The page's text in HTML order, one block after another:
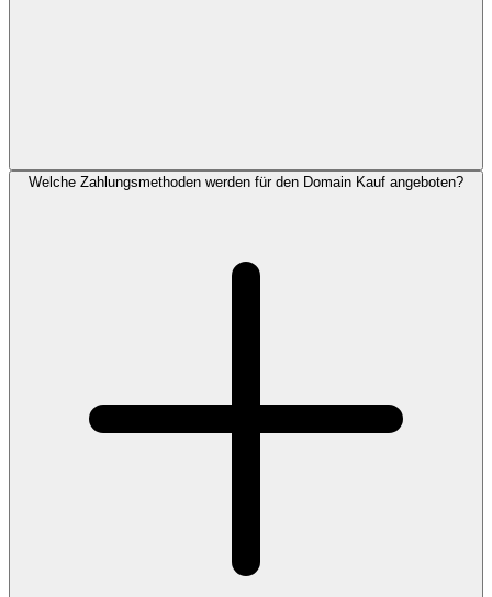
Welche Zahlungsmethoden werden für den Domain Kauf angeboten?